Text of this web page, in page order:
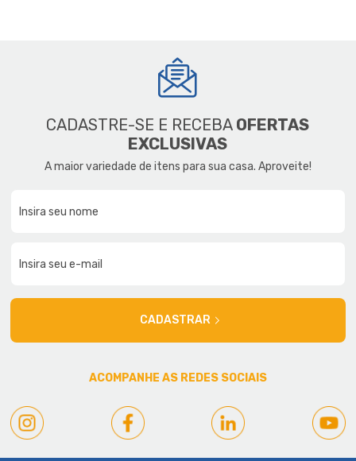
CADASTRE-SE E RECEBA OFERTAS
EXCLUSIVAS
A maior variedade de itens para sua casa. Aproveite!
CADASTRAR
ACOMPANHE AS REDES SOCIAIS